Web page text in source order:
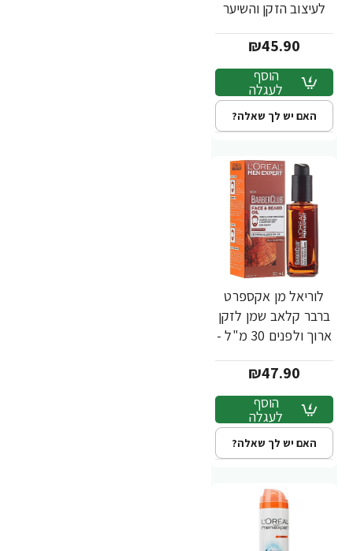
לעיצוב הזקן והשיער
L'OREAL
₪45.90
הוסף
לעגלה
האם יש לך שאלה?
לוריאל מן אקספרט
ברבר קלאב שמן לזקן
ארוך ולפנים 30 מ"ל -
₪47.90
הוסף
לעגלה
האם יש לך שאלה?